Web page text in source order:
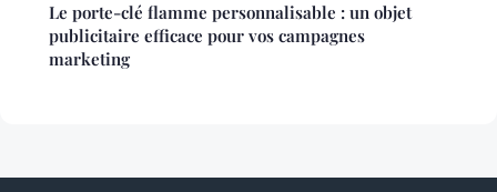
Le porte-clé flamme personnalisable : un objet
publicitaire efficace pour vos campagnes
marketing